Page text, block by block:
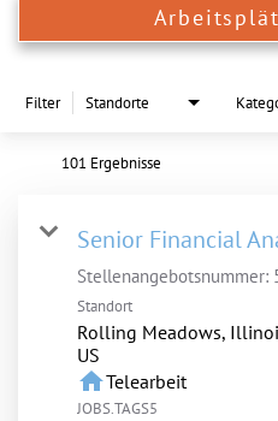
Filter Standorte
101 Ergebnisse
Senior Financial
Stellenangebotsnummer:
Standort
Rolling Meadows,
homeTelearbeit
JOBS.TAGS5